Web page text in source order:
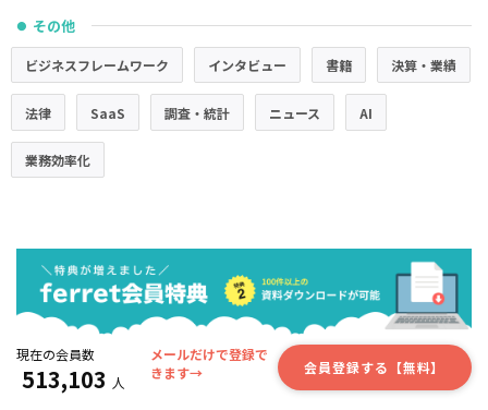
● その他
ビジネスフレームワーク インタビュー 書籍 決算・業績
法律 SaaS 調査・統計 ニュース AI
業務効率化
現在の会員数
513,103 人
メールだけで登録で
きます→
会員登録する【無料】